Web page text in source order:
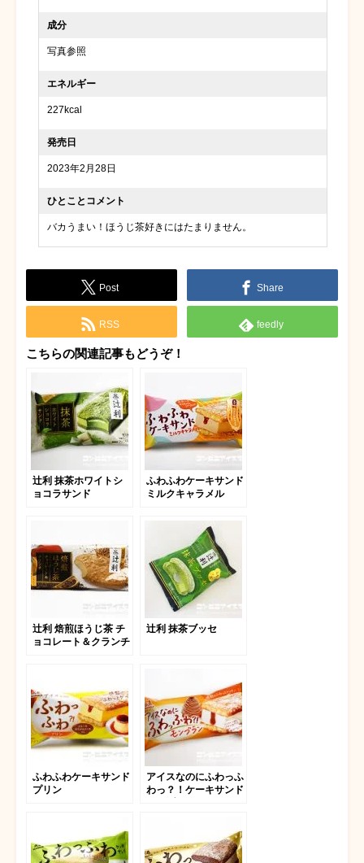
成分
写真参照
エネルギー
227kcal
発売日
2023年2月28日
ひとことコメント
バカうまい！ほうじ茶好きにはたまりません。
Post Share
RSS feedly
こちらの関連記事もどうぞ！
辻利 抹茶ホワイトシ
ョコラサンド
ふわふわケーキサンド
ミルクキャラメル
辻利 焙煎ほうじ茶 チ
ョコレート＆クランチ
辻利 抹茶ブッセ
ふわふわケーキサンド
プリン
アイスなのにふわっふ
わっ？！ケーキサンド